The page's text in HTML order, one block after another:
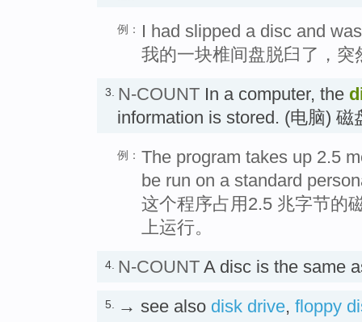
例：
I had slipped a disc and
我的一块椎间盘脱臼了，
3. N-COUNT In a computer, the
information is stored. (电脑) 磁
例： The program takes up 2.5
be run on a standard
这个程序占用2.5 兆字节的
上运行。
4. N-COUNT A disc is the same
5. → see also disk drive, floppy